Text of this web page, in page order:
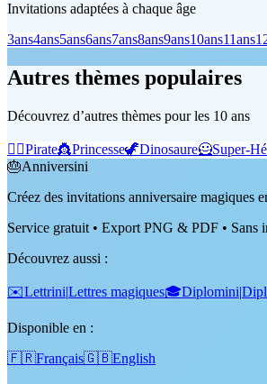
Invitations adaptées à chaque âge
3ans4ans5ans6ans7ans8ans9ans10ans11ans
Autres thèmes populaires
Découvrez d’autres thèmes pour les 10 ans
🏴‍☠️Pirate👸Princesse🦖Dinosaure🦸Super-
🎂Anniversini
Créez des invitations anniversaire magiques
Service gratuit • Export PNG & PDF • Sans
Découvrez aussi :
✉️Lettrini|Lettres magiques🎓Diplomini|
Disponible en :
🇫🇷Français🇬🇧English